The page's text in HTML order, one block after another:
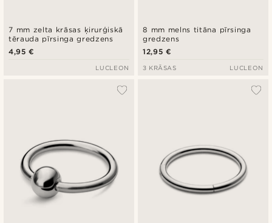
7 mm zelta krāsas ķirurģiskā
tērauda pīrsinga gredzens
4,95 €
LUCLEON
8 mm melns titāna pīrsinga
gredzens
12,95 €
3 KRĀSAS LUCLEON